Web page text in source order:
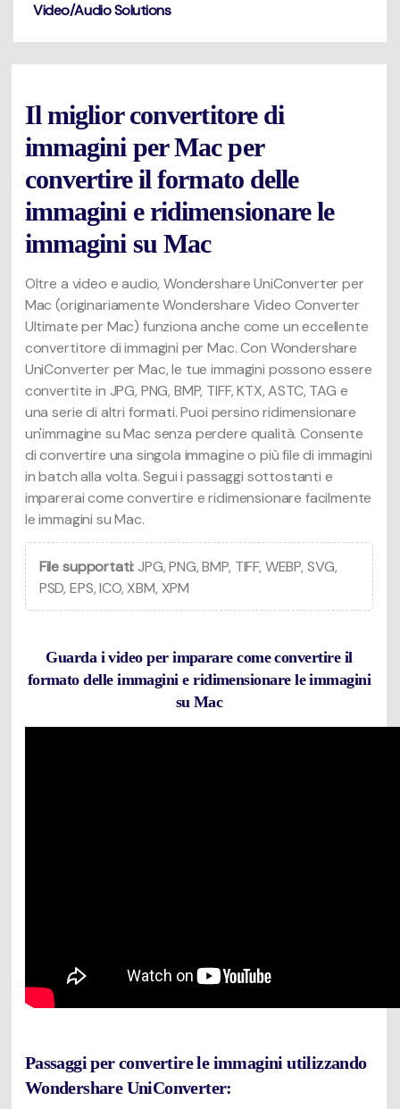
Video/Audio Solutions
Il miglior convertitore di
immagini per Mac per
convertire il formato delle
immagini e ridimensionare le
immagini su Mac
Oltre a video e audio, Wondershare UniConverter per
Mac (originariamente Wondershare Video Converter
Ultimate per Mac) funziona anche come un eccellente
convertitore di immagini per Mac. Con Wondershare
UniConverter per Mac, le tue immagini possono essere
convertite in JPG, PNG, BMP, TIFF, KTX, ASTC, TAG e
una serie di altri formati. Puoi persino ridimensionare
un'immagine su Mac senza perdere qualità. Consente
di convertire una singola immagine o più file di immagini
in batch alla volta. Segui i passaggi sottostanti e
imparerai come convertire e ridimensionare facilmente
le immagini su Mac.
File supportati:JPG, PNG, BMP, TIFF, WEBP, SVG,
PSD, EPS, ICO, XBM, XPM
Guarda i video per imparare come convertire il
formato delle immagini e ridimensionare le immagini
su Mac
Passaggi per convertire le immagini utilizzando
Wondershare UniConverter: